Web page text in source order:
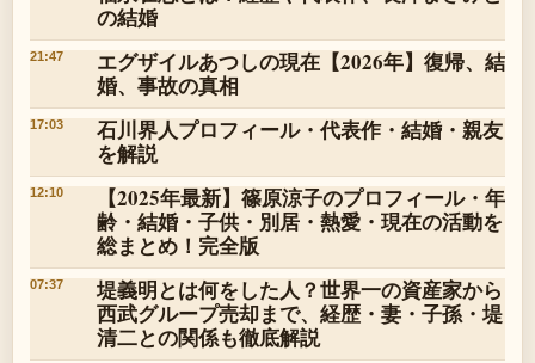
の結婚
21:47
エグザイルあつしの現在【2026年】復帰、結
婚、事故の真相
17:03
石川界人プロフィール・代表作・結婚・親友
を解説
12:10
【2025年最新】篠原涼子のプロフィール・年
齢・結婚・子供・別居・熱愛・現在の活動を
総まとめ！完全版
07:37
堤義明とは何をした人？世界一の資産家から
西武グループ売却まで、経歴・妻・子孫・堤
清二との関係も徹底解説